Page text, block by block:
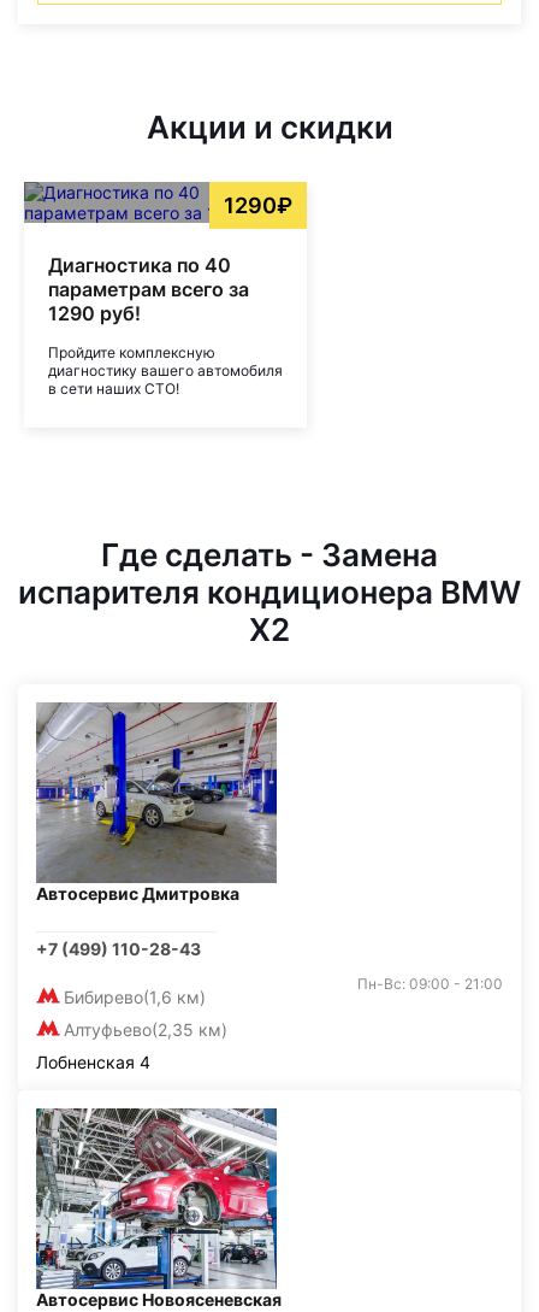
Акции и скидки
1290₽
Диагностика по 40
параметрам всего за
1290 руб!
Пройдите комплексную
диагностику вашего автомобиля
в сети наших СТО!
Где сделать - Замена
испарителя кондиционера BMW
X2
Автосервис Дмитровка
+7 (499) 110-28-43
Бибирево(1,6 км)
Алтуфьево(2,35 км)
Пн-Вс: 09:00 - 21:00
Лобненская 4
Автосервис Новоясеневская